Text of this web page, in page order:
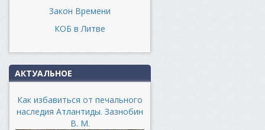
Закон Времени
КОБ в Литве
АКТУАЛЬНОЕ
Как избавиться от печального
наследия Атлантиды. Зазнобин
В. М.